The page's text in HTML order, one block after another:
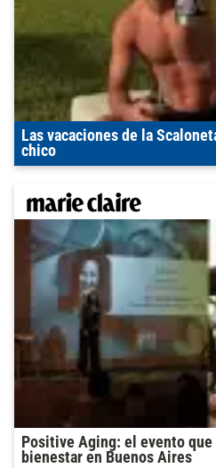
Las vacaciones de la
chico
Positive Aging: el evento
bienestar en Buenos Aires